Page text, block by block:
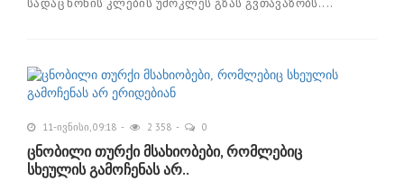
სადაც წონის კლების უმოკლეს გზას გვთავაზობს....
11-ივნისი, 09:18 2 358 0
ცნობილი თურქი მსახიობები, რომლებიც
სხეულის გამოჩენას არ..